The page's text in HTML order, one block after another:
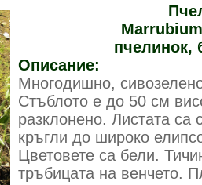
пчелинок,
Описание:
Многодишно,
Стъблото е до 50 см
разклонено. Листата
кръгли до широко
Цветовете са бели.
тръбицата на венчето.